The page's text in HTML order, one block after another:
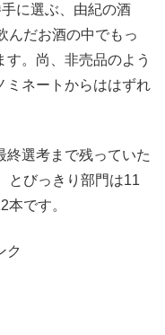
に選ぶ、由紀の酒
んだお酒の中でもっ
。尚、非売品のよう
ミネートからははずれ
選考まで残っていた
とびっきり部門は11
です。
ク